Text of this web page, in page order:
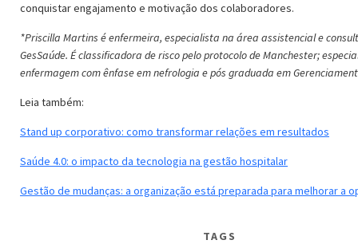
conquistar engajamento e motivação dos colaboradores.
*Priscilla Martins é enfermeira, especialista na área assistencial e
GesSaúde. É classificadora de risco pelo protocolo de Manchester;
enfermagem com ênfase em nefrologia e pós graduada em
Leia também:
Stand up corporativo: como transformar relações em resultados
Saúde 4.0: o impacto da tecnologia na gestão hospitalar
Gestão de mudanças: a organização está preparada para melhorar a
TAGS